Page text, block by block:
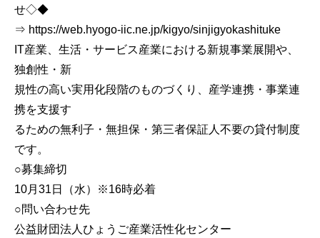
せ◇◆
⇒ https://web.hyogo-iic.ne.jp/kigyo/sinjigyokashituke
IT産業、生活・サービス産業における新規事業展開や、
独創性・新
規性の高い実用化段階のものづくり、産学連携・事業連
携を支援す
るための無利子・無担保・第三者保証人不要の貸付制度
です。
○募集締切
10月31日（水）※16時必着
○問い合わせ先
公益財団法人ひょうご産業活性化センター